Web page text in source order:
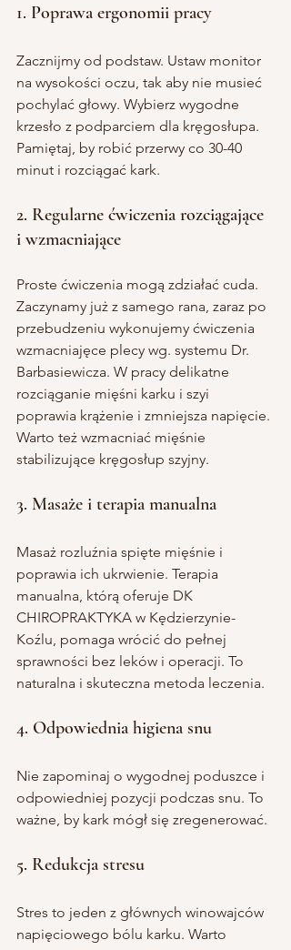
1. Poprawa ergonomii pracy
Zacznijmy od podstaw. Ustaw monitor
na wysokości oczu, tak aby nie musieć
pochylać głowy. Wybierz wygodne
krzesło z podparciem dla kręgosłupa.
Pamiętaj, by robić przerwy co 30-40
minut i rozciągać kark.
2. Regularne ćwiczenia rozciągające
i wzmacniające
Proste ćwiczenia mogą zdziałać cuda.
Zaczynamy już z samego rana, zaraz po
przebudzeniu wykonujemy ćwiczenia
wzmacniajęce plecy wg. systemu Dr.
Barbasiewicza. W pracy delikatne
rozciąganie mięśni karku i szyi
poprawia krążenie i zmniejsza napięcie.
Warto też wzmacniać mięśnie
stabilizujące kręgosłup szyjny.
3. Masaże i terapia manualna
Masaż rozluźnia spięte mięśnie i
poprawia ich ukrwienie. Terapia
manualna, którą oferuje DK
CHIROPRAKTYKA w Kędzierzynie-
Koźlu, pomaga wrócić do pełnej
sprawności bez leków i operacji. To
naturalna i skuteczna metoda leczenia.
4. Odpowiednia higiena snu
Nie zapominaj o wygodnej poduszce i
odpowiedniej pozycji podczas snu. To
ważne, by kark mógł się zregenerować.
5. Redukcja stresu
Stres to jeden z głównych winowajców
napięciowego bólu karku. Warto